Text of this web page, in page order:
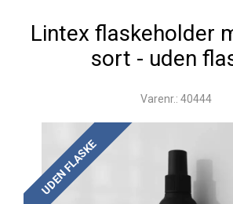
Lintex flaskeholder
sort - uden
Varenr.: 40444
UDEN FLASKE